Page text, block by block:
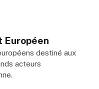
Européen
destiné aux
acteurs